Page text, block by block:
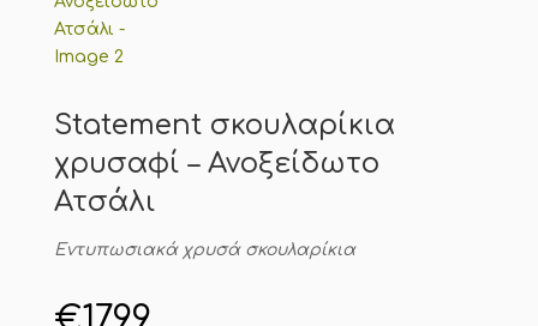
Statement σκουλαρίκια
χρυσαφί – Ανοξείδωτο
Ατσάλι
Εντυπωσιακά χρυσά σκουλαρίκια